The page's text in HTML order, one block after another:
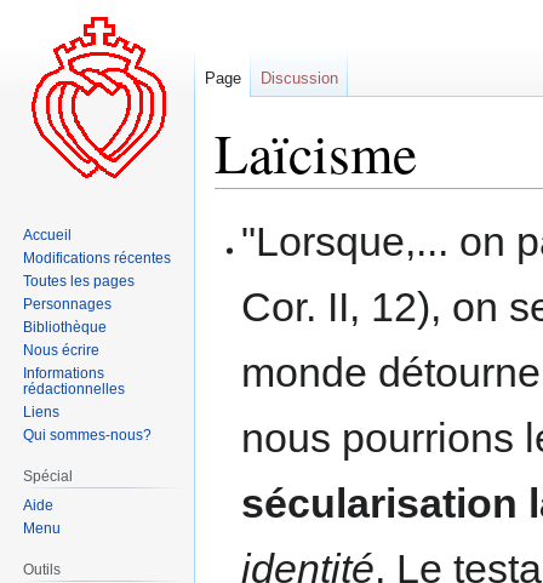
Laïcisme
navigation
recherche
"Lorsque,... on
Cor. II, 12), on
monde
nous pourrions
sécularisation
identité, Le
Page Discussion
Accueil
Modifications récentes
Toutes les pages
Personnages
Bibliothèque
Nous écrire
Informations
rédactionnelles
Liens
Qui sommes-nous?
Spécial
Aide
Menu
Outils